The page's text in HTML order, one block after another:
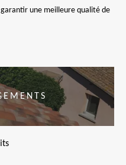
une meilleure qualité de